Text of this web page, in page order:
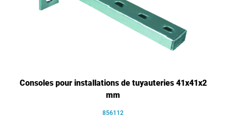
Consoles pour installations de tuyauteries 41x41x2
mm
856112